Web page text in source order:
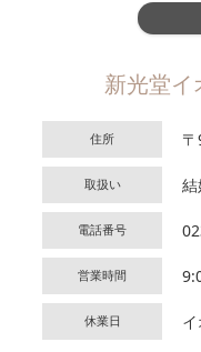
新光堂イ
住所
取扱い
電話番号
営業時間
休業日